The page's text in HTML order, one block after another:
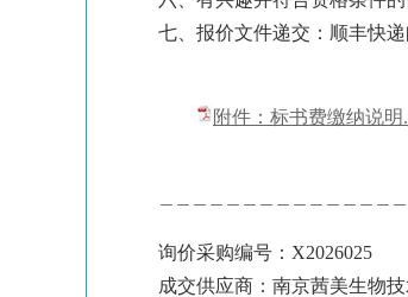
七、报价文件递交：顺丰快
附件：标书费缴纳说明
询价采购编号：X2026025
成交供应商：南京茜美生物